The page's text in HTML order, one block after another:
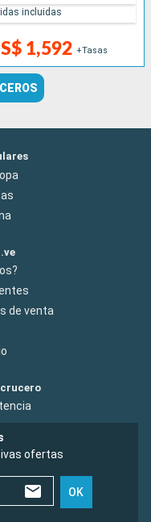
1,592 +Tasas
incluidas
de venta
ofertas
OK